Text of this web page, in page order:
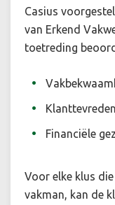
Casius
van Erkend
toetreding
Financiële
Voor elke klus
vakman, kan de